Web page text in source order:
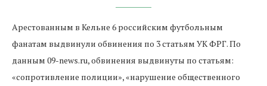
Арестованным в Кельне 6 российским футбольным
фанатам выдвинули обвинения по 3 статьям УК ФРГ. По
данным 09-news.ru, обвинения выдвинуты по статьям:
«сопротивление полиции», «нарушение общественного